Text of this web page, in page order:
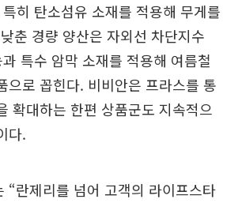
히 탄소섬유 소재를 적용해 무게를
춘 경량 양산은 자외선 차단지수
특수 암막 소재를 적용해 여름철
으로 꼽힌다. 비비안은 프라스를 통
확대하는 한편 상품군도 지속적으
다.
“란제리를 넘어 고객의 라이프스타